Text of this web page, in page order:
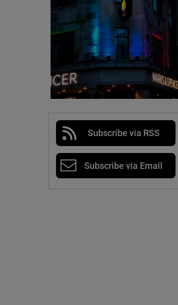
Subscribe via RSS
Subscribe via Email